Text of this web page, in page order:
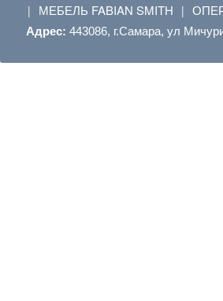
| МЕБЕЛЬ FABIAN SMITH |
Адрес: 443086, г.Самара, ул